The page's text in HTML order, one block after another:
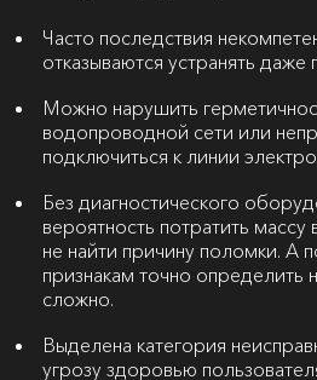
Часто последствия
отказываются устранять
Можно нарушить
водопроводной сети или
подключиться к линии
Без диагностического
вероятность потратить массу
не найти причину поломки. А
признакам точно определить
сложно.
Выделена категория
угрозу здоровью